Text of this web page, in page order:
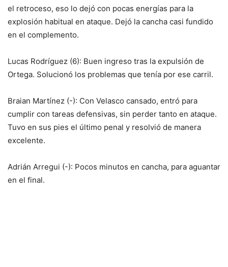
el retroceso, eso lo dejó con pocas energías para la
explosión habitual en ataque. Dejó la cancha casi fundido
en el complemento.
Lucas Rodríguez (6): Buen ingreso tras la expulsión de
Ortega. Solucionó los problemas que tenía por ese carril.
Braian Martínez (-): Con Velasco cansado, entró para
cumplir con tareas defensivas, sin perder tanto en ataque.
Tuvo en sus pies el último penal y resolvió de manera
excelente.
Adrián Arregui (-): Pocos minutos en cancha, para aguantar
en el final.